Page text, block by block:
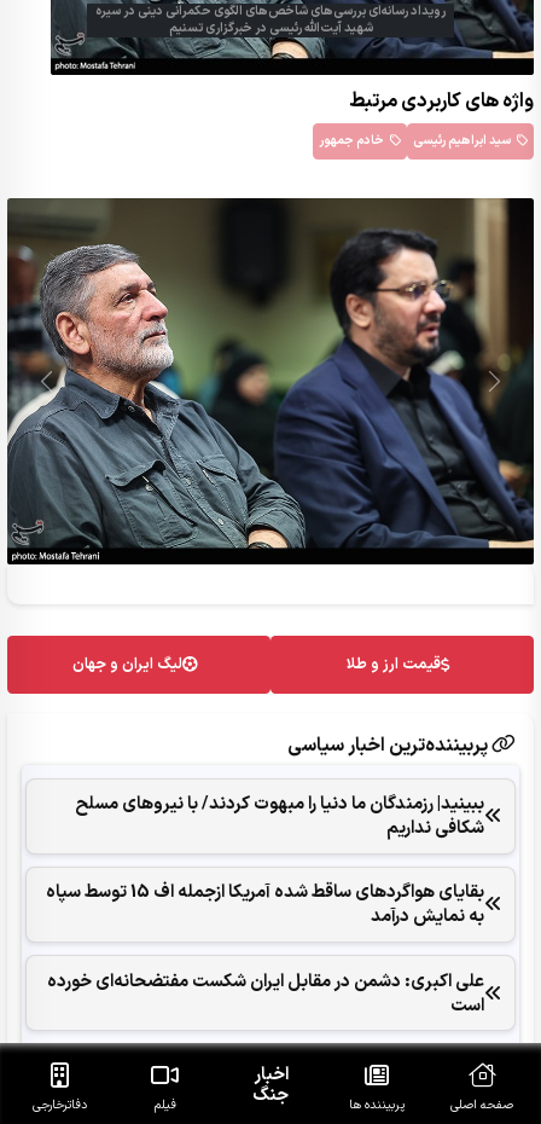
رویداد رسانه‌ای بررسی‌های شاخص‌های الگوی حکمرانی دینی در سیره
شهید آیت‌الله رئیسی در خبرگزاری تسنیم
واژه های کاربردی مرتبط
سید ابراهیم رئیسی خادم جمهور
قیمت ارز و طلا لیگ ایران و جهان
پربیننده‌ترین اخبار سیاسی
ببینید| رزمندگان ما دنیا را مبهوت کردند/ با نیروهای مسلح
شکافی نداریم
بقایای هواگردهای ساقط شده آمریکا ازجمله اف 15 توسط سپاه
به نمایش درآمد
علی اکبری: دشمن در مقابل ایران شکست مفتضحانه‌ای خورده
است
محسن رضایی: اجازه باز شدن مسیر دوم در تنگه هرمز را
نخواهیم دادصفحه اصلی پربیننده ها
اخبار
جنگ فیلم دفاتر‌خارجی